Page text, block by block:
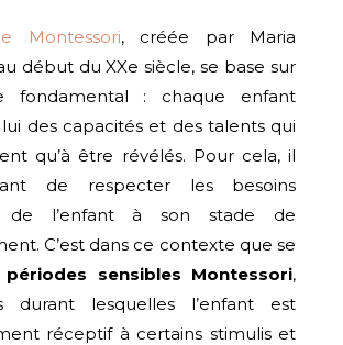
Montessori, créée par Maria
début du XXe siècle, se base sur
fondamental : chaque enfant
des capacités et des talents qui
qu’à être révélés. Pour cela, il
de respecter les besoins
de l’enfant à son stade de
C’est dans ce contexte que se
périodes sensibles Montessori,
durant lesquelles l’enfant est
réceptif à certains stimulis et